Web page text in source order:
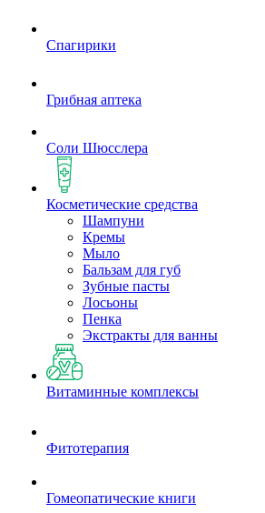
Спагирики
Грибная аптека
Соли Шюсслера
Косметические средства
Шампуни
Кремы
Мыло
Бальзам для губ
Зубные пасты
Лосьоны
Пенка
Экстракты для ванны
Витаминные комплексы
Фитотерапия
Гомеопатические книги